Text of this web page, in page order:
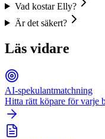
Vad kostar Elly?
Är det säkert?
Läs vidare
AI-spekulantmatchning
Hitta rätt köpare för varje